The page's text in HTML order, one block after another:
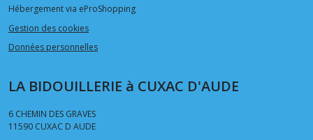
Hébergement via eProShopping
Gestion des cookies
Données personnelles
LA BIDOUILLERIE à CUXAC D'AUDE
6 CHEMIN DES GRAVES
11590 CUXAC D AUDE